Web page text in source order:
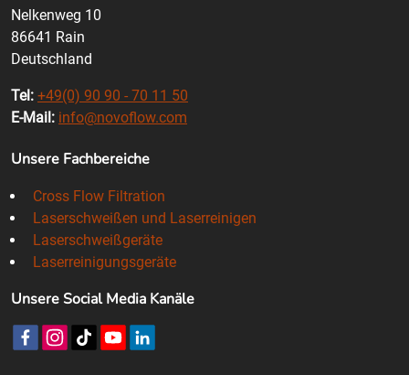
Nelkenweg 10
86641 Rain
Deutschland
Tel: +49(0) 90 90 - 70 11 50
E-Mail: info@novoflow.com
Unsere Fachbereiche
Cross Flow Filtration
Laserschweißen und Laserreinigen
Laserschweißgeräte
Laserreinigungsgeräte
Unsere Social Media Kanäle